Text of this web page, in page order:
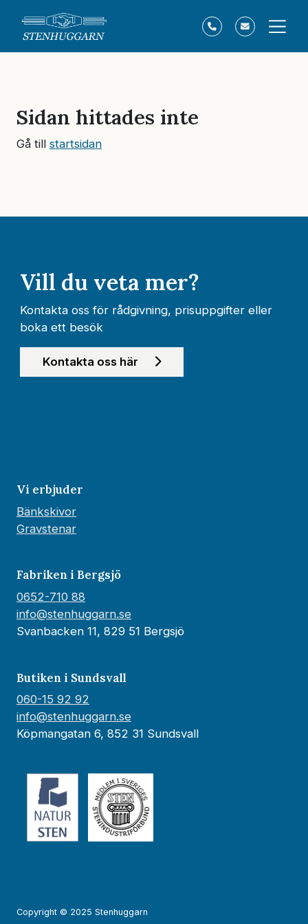
Sidan hittades inte
Gå till startsidan
Vill du veta mer?
Kontakta oss för rådgivning, prisuppgifter eller
boka ett besök
Kontakta oss här
Vi erbjuder
Bänkskivor
Gravstenar
Fabriken i Bergsjö
0652-710 88
info@stenhuggarn.se
Svanbacken 11, 829 51 Bergsjö
Butiken i Sundsvall
060-15 92 92
info@stenhuggarn.se
Köpmangatan 6, 852 31 Sundsvall
Copyright © 2025 Stenhuggarn